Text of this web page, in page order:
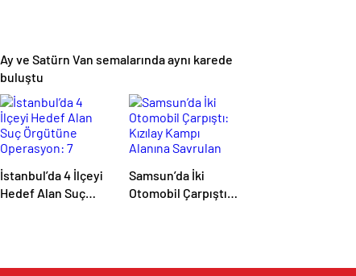
Ay ve Satürn Van semalarında aynı karede
buluştu
İstanbul’da 4 İlçeyi
Hedef Alan Suç
Samsun’da İki
Otomobil Çarpıştı: